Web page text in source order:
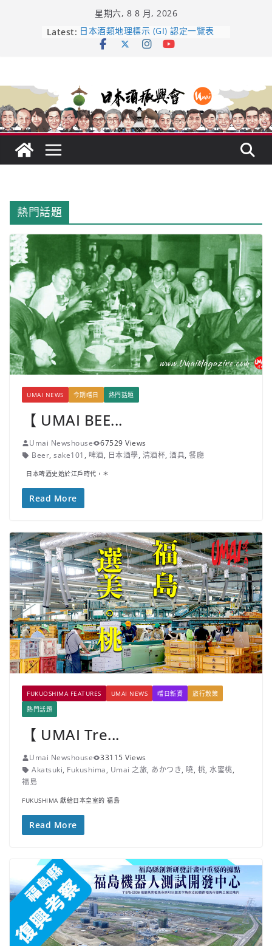
星期六, 8 8 月, 2026
Latest: 日本酒類地理標示 (GI) 認定一覽表
受保護的內容: UMAI SAKE MC題庫
市場！梅乃宿上市背後的密碼
龜之井酒造：口說上手 – 山形純米大
吟釀的堅持與傳承 ～ くどき上手
熱門話題
UMAI NEWS 今期嚐日 熱門話題
【 UMAI BEE...
Umai Newshouse
67529 Views
Beer, sake101, 啤酒, 日本酒學, 清酒杯, 酒具, 餐廳
日本啤酒史始於江戶時代，＊
Read More
FUKUOSHIMA FEATURES UMAI NEWS 嚐日新資
旅行散策
熱門話題
【 UMAI Tre...
Umai Newshouse
33115 Views
Akatsuki, Fukushima, Umai 之旅, あかつき, 曉, 桃, 水蜜桃,
福島
FUKUSHIMA 獻給日本皇室的 福島
Read More